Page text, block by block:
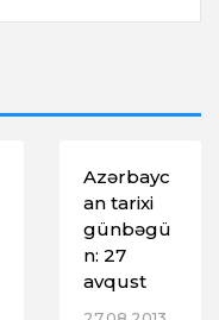
Azərbayc
an tarixi
günbəgü
n: 27
avqust